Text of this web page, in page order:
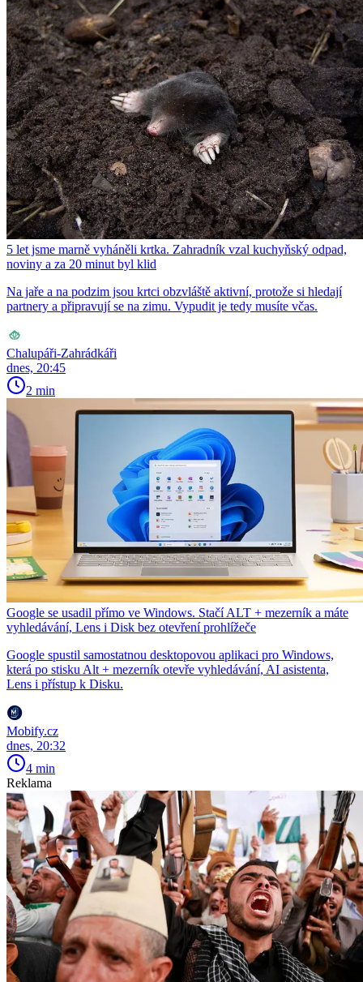
5 let jsme marně vyháněli krtka. Zahradník vzal kuchyňský odpad,
noviny a za 20 minut byl klid
Na jaře a na podzim jsou krtci obzvláště aktivní, protože si hledají
partnery a připravují se na zimu. Vypudit je tedy musíte včas.
Chalupáři-Zahrádkáři
dnes, 20:45
2 min
Google se usadil přímo ve Windows. Stačí ALT + mezerník a máte
vyhledávání, Lens i Disk bez otevření prohlížeče
Google spustil samostatnou desktopovou aplikaci pro Windows,
která po stisku Alt + mezerník otevře vyhledávání, AI asistenta,
Lens i přístup k Disku.
Mobify.cz
dnes, 20:32
4 min
Reklama